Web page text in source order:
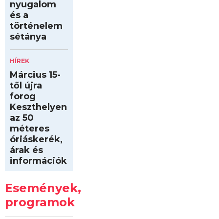
nyugalom
és a
történelem
sétánya
HÍREK
Március 15-
től újra
forog
Keszthelyen
az 50
méteres
óriáskerék,
árak és
információk
Események,
programok
Kilóméterek
2026